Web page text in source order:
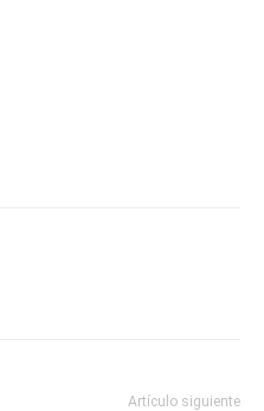
Artículo siguiente